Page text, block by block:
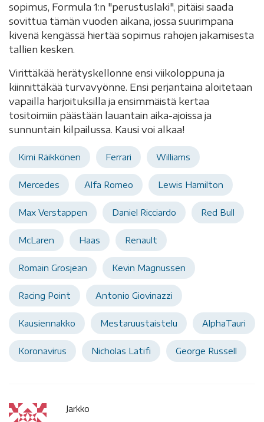
sopimus, Formula 1:n "perustuslaki", pitäisi saada
sovittua tämän vuoden aikana, jossa suurimpana
kivenä kengässä hiertää sopimus rahojen jakamisesta
tallien kesken.
Virittäkää herätyskellonne ensi viikoloppuna ja
kiinnittäkää turvavyönne. Ensi perjantaina aloitetaan
vapailla harjoituksilla ja ensimmäistä kertaa
tositoimiin päästään lauantain aika-ajoissa ja
sunnuntain kilpailussa. Kausi voi alkaa!
Kimi Räikkönen Ferrari Williams
Mercedes Alfa Romeo Lewis Hamilton
Max Verstappen Daniel Ricciardo Red Bull
McLaren Haas Renault
Romain Grosjean Kevin Magnussen
Racing Point Antonio Giovinazzi
Kausiennakko Mestaruustaistelu AlphaTauri
Koronavirus Nicholas Latifi George Russell
Jarkko